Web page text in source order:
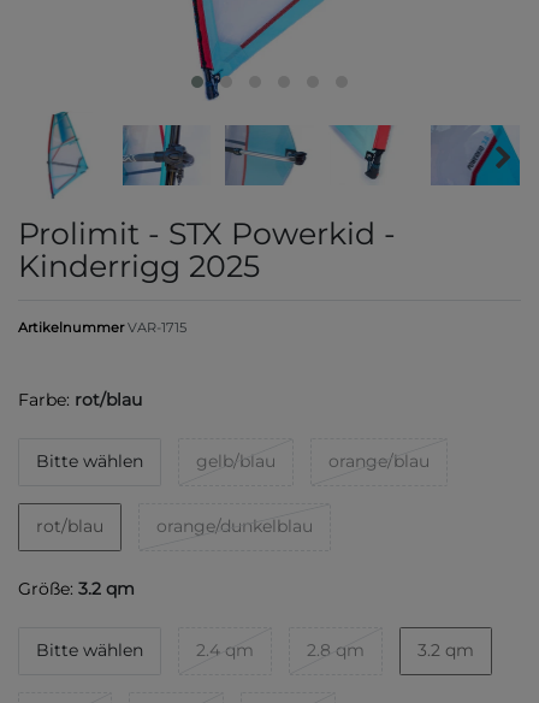
Prolimit - STX Powerkid -
Kinderrigg 2025
ArtikelnummerVAR-1715
Farbe: rot/blau
Bitte wählen gelb/blau orange/blau
rot/blau orange/dunkelblau
Größe: 3.2 qm
Bitte wählen 2.4 qm 2.8 qm 3.2 qm